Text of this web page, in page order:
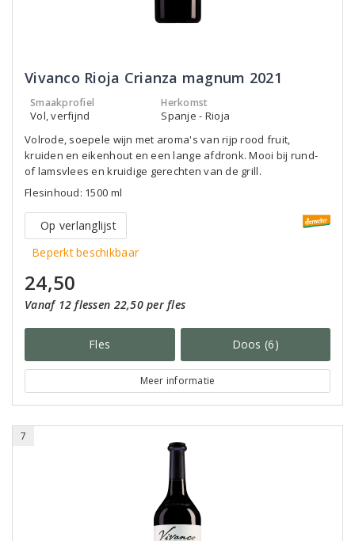
Vivanco Rioja Crianza magnum 2021
Smaakprofiel
Vol, verfijnd
Herkomst
Spanje - Rioja
Volrode, soepele wijn met aroma's van rijp rood fruit,
kruiden en eikenhout en een lange afdronk. Mooi bij rund-
of lamsvlees en kruidige gerechten van de grill.
Flesinhoud: 1500 ml
Op verlanglijst
Beperkt beschikbaar
24,50
Vanaf 12 flessen 22,50 per fles
Fles Doos (6)
Meer informatie
7